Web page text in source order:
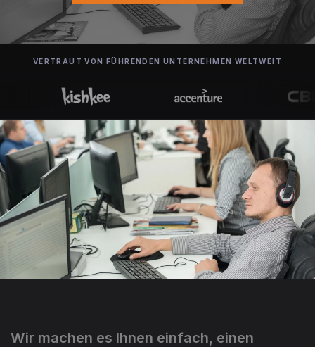
VERTRAUT VON FÜHRENDEN UNTERNEHMEN WELTWEIT
Wir machen es Ihnen einfach, einen